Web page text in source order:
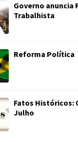
Governo anuncia
Trabalhista
Reforma Política
Fatos Históricos:
Julho